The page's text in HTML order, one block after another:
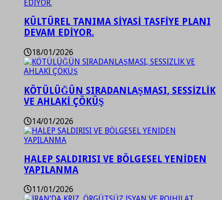
KÜLTÜREL TANIMA SİYASİ TASFİYE PLANI
DEVAM EDİYOR.
18/01/2026
KÖTÜLÜĞÜN SIRADANLAŞMASI, SESSİZLİK
VE AHLAKİ ÇÖKÜŞ
14/01/2026
HALEP SALDIRISI VE BÖLGESEL YENİDEN
YAPILANMA
11/01/2026